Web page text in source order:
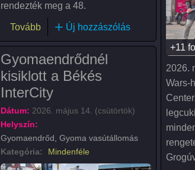
rendezték meg a 48.
Tovább(48. „Cibere” Városi Gyereknap)
Új hozzászólás
+11
2026.
Wars-
Gyomaendrődnél
kisiklott a Békés
InterCity
Dátum: 2026. május 14. (csütörtök)
Helyszín:
Gyomaendrőd, Gyoma vasútállomás
Kategória:
Mindenféle